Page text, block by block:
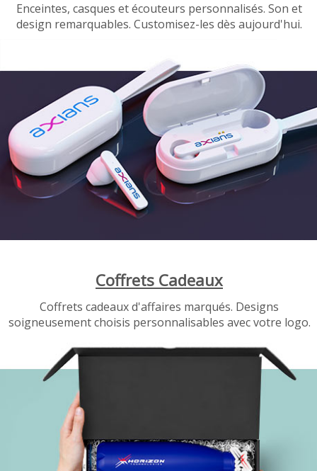
Enceintes, casques et écouteurs personnalisés. Son et
design remarquables. Customisez-les dès aujourd'hui.
Coffrets Cadeaux
Coffrets cadeaux d'affaires marqués. Designs
soigneusement choisis personnalisables avec votre logo.